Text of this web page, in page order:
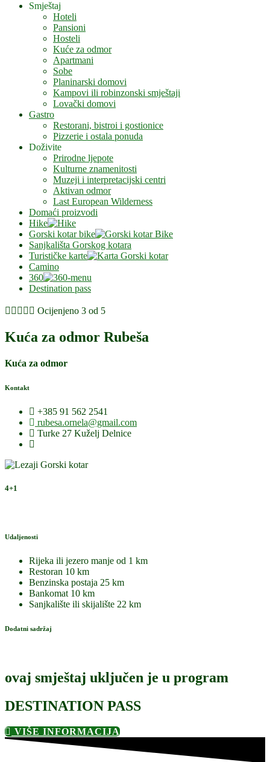
Smještaj
Hoteli
Pansioni
Hosteli
Kuće za odmor
Apartmani
Sobe
Planinarski domovi
Kampovi ili robinzonski smještaji
Lovački domovi
Gastro
Restorani, bistroi i gostionice
Pizzerie i ostala ponuda
Doživite
Prirodne ljepote
Kulturne znamenitosti
Muzeji i interpretacijski centri
Aktivan odmor
Last European Wilderness
Domaći proizvodi
Hike
Gorski kotar bike
Sanjkališta Gorskog kotara
Turističke karte
Camino
360
Destination pass
     Ocijenjeno 3 od 5
Kuća za odmor Rubeša
Kuća za odmor
Kontakt
+385 91 562 2541
rubesa.ornela@gmail.com
Turke 27 Kuželj Delnice
4+1
Udaljenosti
Rijeka ili jezero manje od 1 km
Restoran 10 km
Benzinska postaja 25 km
Bankomat 10 km
Sanjkalište ili skijalište 22 km
Dodatni sadržaj
ovaj smještaj uključen je u program
DESTINATION PASS
VIŠE INFORMACIJA